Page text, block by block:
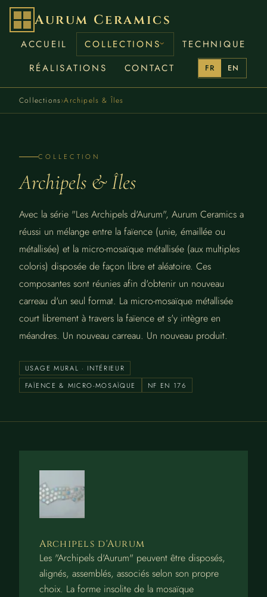
Aurum Ceramics
ACCUEIL COLLECTIONS
TECHNIQUE
RÉALISATIONS
CONTACT FR EN
Collections›Archipels & Îles
COLLECTION
Archipels & Îles
Avec la série "Les Archipels d'Aurum", Aurum Ceramics a
réussi un mélange entre la faïence (unie, émaillée ou
métallisée) et la micro-mosaïque métallisée (aux multiples
coloris) disposée de façon libre et aléatoire. Ces
composantes sont réunies afin d'obtenir un nouveau
carreau d'un seul format. La micro-mosaïque métallisée
court librement à travers la faïence et s'y intègre en
méandres. Un nouveau carreau. Un nouveau produit.
USAGE MURAL · INTÉRIEUR
FAÏENCE & MICRO-MOSAÏQUE
NF EN 176
Archipels d'Aurum
Les "Archipels d'Aurum" peuvent être disposés,
alignés, assemblés, associés selon son propre
choix. La forme insolite de la mosaïque